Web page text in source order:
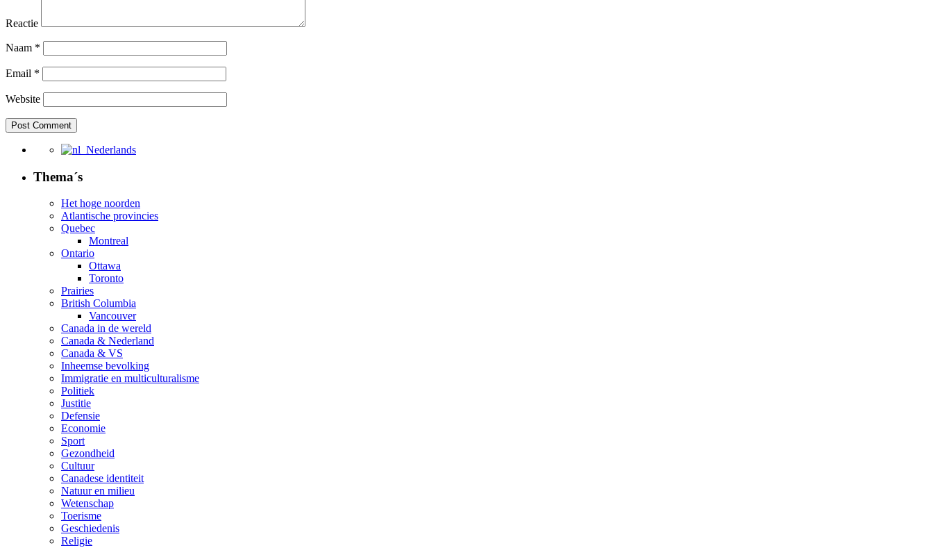
Reactie
Naam *
Email *
Website
Nederlands
Thema´s
Het hoge noorden
Atlantische provincies
Quebec
Montreal
Ontario
Ottawa
Toronto
Prairies
British Columbia
Vancouver
Canada in de wereld
Canada & Nederland
Canada & VS
Inheemse bevolking
Immigratie en multiculturalisme
Politiek
Justitie
Defensie
Economie
Sport
Gezondheid
Cultuur
Canadese identiteit
Natuur en milieu
Wetenschap
Toerisme
Geschiedenis
Religie